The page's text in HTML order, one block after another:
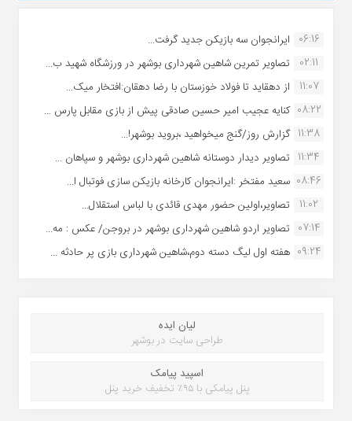
06:16 ایرانجوان سه بازیکن جدید گرفت...
02:11
تصاویر تمرین شاهین شهردارى بوشهر در ورزشگاه شهید ب...
11:07
از دهقاید تا فولاد خوزستان با رضا دهقان:افتخار میک...
08:22 کنایه عجیب امیر حسین صادقی پیش از بازی مقابل پارس ...
11:38 گزارش روز/گنج میخواهید ،بروید بوشهر!...
11:34 تصاویر دیدار دوستانه شاهین شهردارى بوشهر و سپاهان ...
08:46 سعید مفتخر :ایرانجوان کارخانه بازیکن سازی فوتبال ا...
11:02
تصاویر،اولین حضور مهدی قائدی با لباس استقلال...
07:14 تصاویر اردو شاهین شهرداری بوشهر در بروجن/ عکس : مه...
09:24 هفته اول لیگ دسته دوم،شاهین شهرداری بازی پر حادثه ...
لیان ایده
طراحی سایت در بوشهر
اسپید پیامک
پنل پیامکی با ۹۵٪ تخفیف خرید پنل